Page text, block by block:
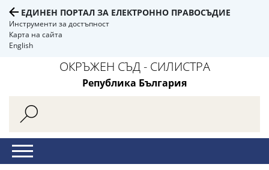
ЕДИНЕН ПОРТАЛ ЗА ЕЛЕКТРОННО ПРАВОСЪДИЕ
Инструменти за достъпност
Карта на сайта
English
ОКРЪЖЕН СЪД - СИЛИСТРА
Република България